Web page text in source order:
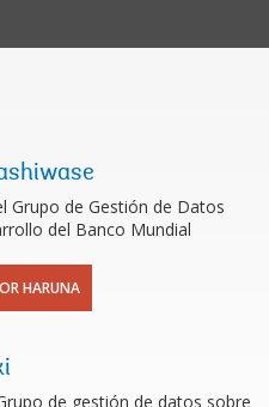
Grupo de Gestión de Datos
del Banco Mundial
HARUNA
de gestión de datos sobre